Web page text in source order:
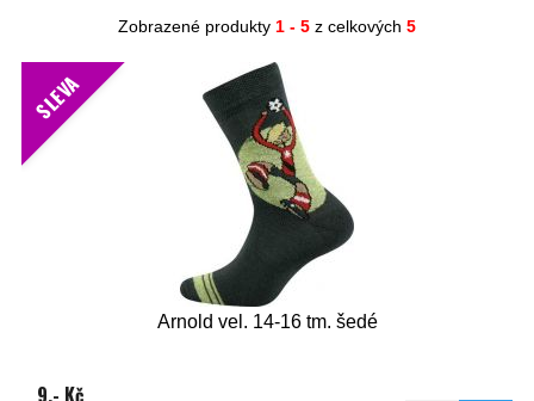
Zobrazené produkty 1 - 5 z celkových 5
SLEVA
Arnold vel. 14-16 tm. šedé
9,- Kč